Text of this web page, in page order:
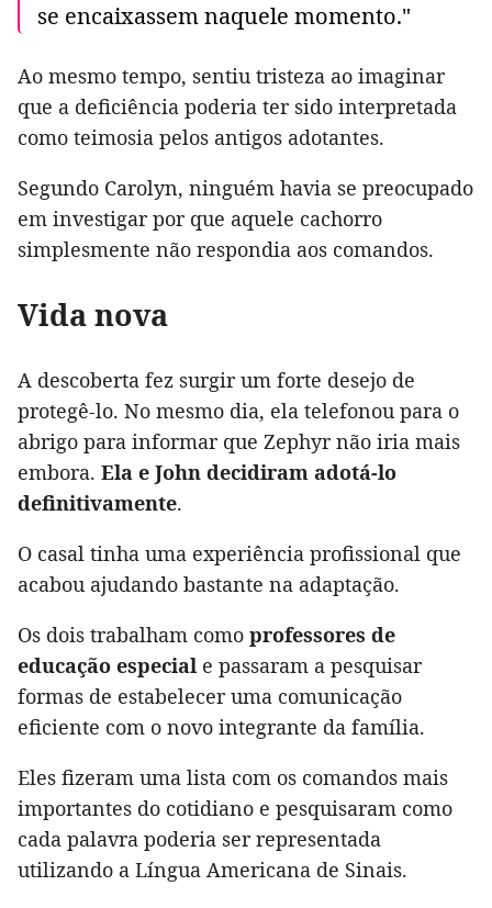
se encaixassem naquele momento."
Ao mesmo tempo, sentiu tristeza ao imaginar
que a deficiência poderia ter sido interpretada
como teimosia pelos antigos adotantes.
Segundo Carolyn, ninguém havia se preocupado
em investigar por que aquele cachorro
simplesmente não respondia aos comandos.
Vida nova
A descoberta fez surgir um forte desejo de
protegê-lo. No mesmo dia, ela telefonou para o
abrigo para informar que Zephyr não iria mais
embora. Ela e John decidiram adotá-lo
definitivamente.
O casal tinha uma experiência profissional que
acabou ajudando bastante na adaptação.
Os dois trabalham como professores de
educação especial e passaram a pesquisar
formas de estabelecer uma comunicação
eficiente com o novo integrante da família.
Eles fizeram uma lista com os comandos mais
importantes do cotidiano e pesquisaram como
cada palavra poderia ser representada
utilizando a Língua Americana de Sinais.